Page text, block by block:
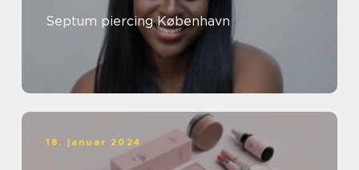
Septum piercing København
18. januar 2024